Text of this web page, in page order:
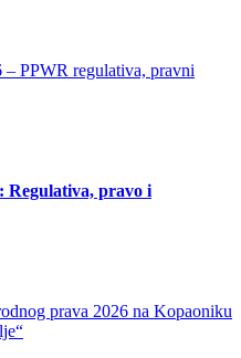
Regulativa, pravo i